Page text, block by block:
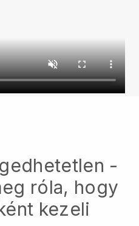
-
róla, hogy
kezeli